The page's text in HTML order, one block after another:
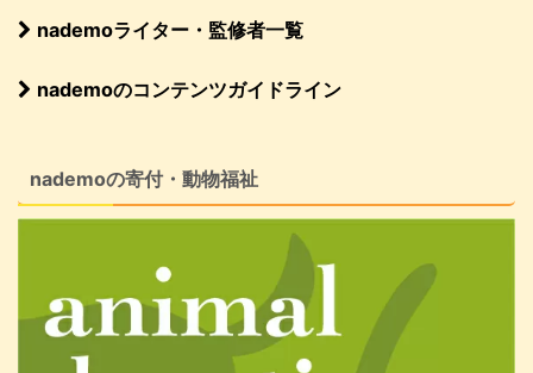
nademoライター・監修者一覧
nademoのコンテンツガイドライン
nademoの寄付・動物福祉